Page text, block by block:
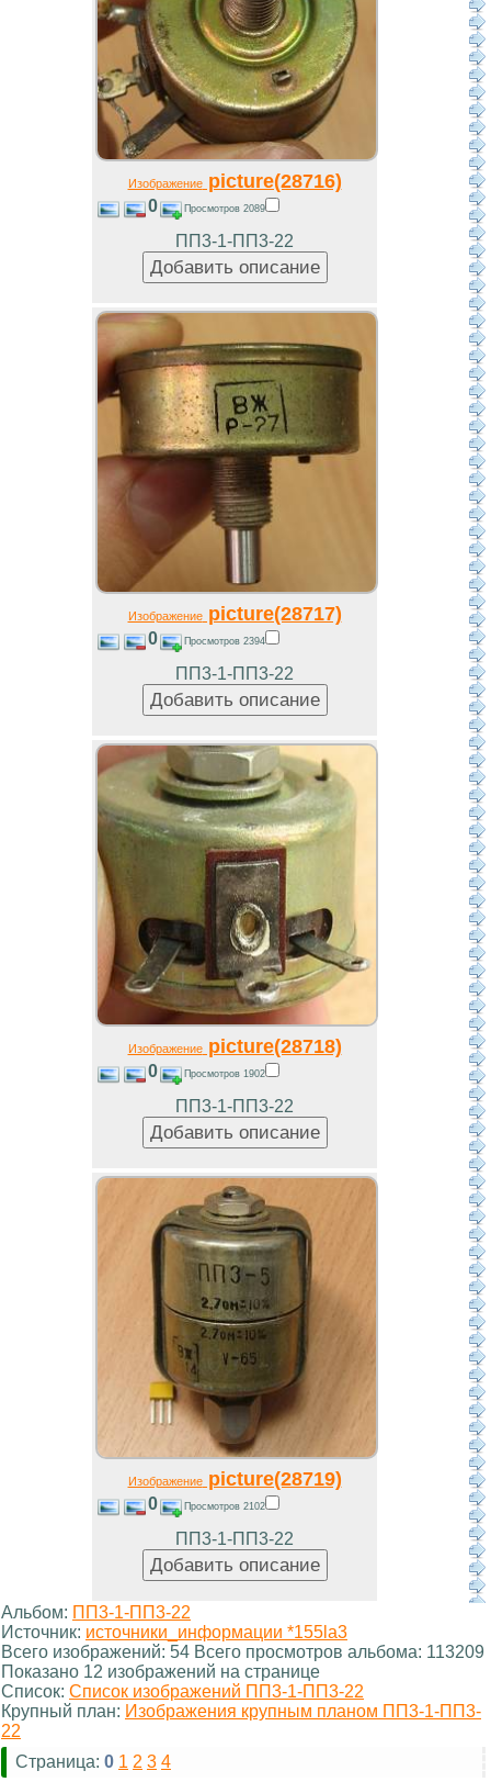
Изображениеpicture(28716)
0 Просмотров 2089
ПП3-1-ПП3-22
Изображениеpicture(28717)
0 Просмотров 2394
ПП3-1-ПП3-22
Изображениеpicture(28718)
0 Просмотров 1902
ПП3-1-ПП3-22
Изображениеpicture(28719)
0 Просмотров 2102
ПП3-1-ПП3-22
Альбом: ПП3-1-ПП3-22
Источник: источники_информации *155la3
Всего изображений: 54 Всего просмотров альбома: 113209
Показано 12 изображений на странице
Список: Список изображений ПП3-1-ПП3-22
Крупный план: Изображения крупным планом ПП3-1-ПП3-
22
Страница: 0 1 2 3 4